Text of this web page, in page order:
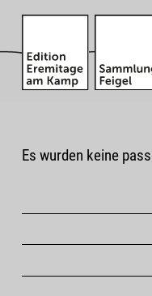
Es wurden keine